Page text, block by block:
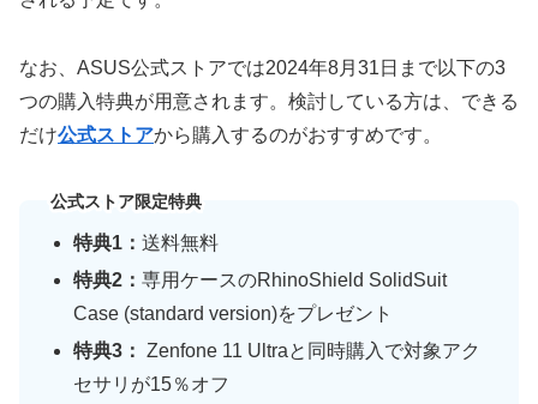
なお、ASUS公式ストアでは2024年8月31日まで以下の3
つの購入特典が用意されます。検討している方は、できる
だけ公式ストアから購入するのがおすすめです。
公式ストア限定特典
特典1： 送料無料
特典2： 専用ケースのRhinoShield SolidSuit
Case (standard version)をプレゼント
特典3： Zenfone 11 Ultraと同時購入で対象アク
セサリが15％オフ